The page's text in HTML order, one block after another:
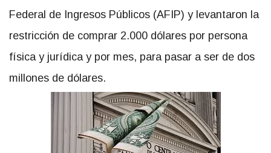
Federal de Ingresos Públicos (AFIP) y levantaron la
restricción de comprar 2.000 dólares por persona
física y jurídica y por mes, para pasar a ser de dos
millones de dólares.